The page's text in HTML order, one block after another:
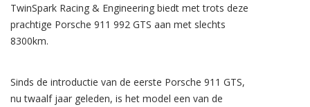
TwinSpark Racing & Engineering biedt met trots deze
prachtige Porsche 911 992 GTS aan met slechts
8300km.
Sinds de introductie van de eerste Porsche 911 GTS,
nu twaalf jaar geleden, is het model een van de